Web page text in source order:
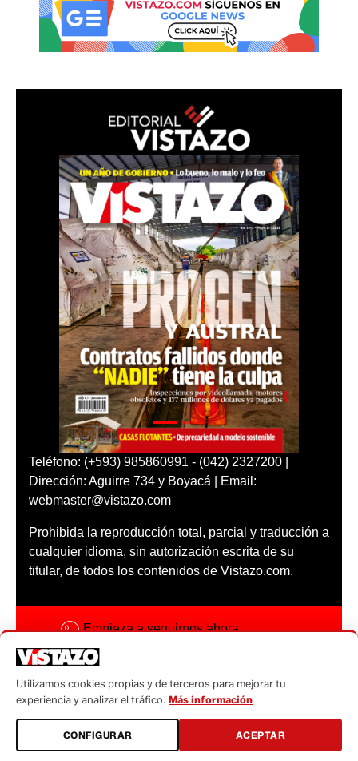
Teléfono: (+593) 985860991 - (042) 2327200 |
Dirección: Aguirre 734 y Boyacá | Email:
webmaster@vistazo.com
Prohibida la reproducción total, parcial y traducción a
cualquier idioma, sin autorización escrita de su
titular, de todos los contenidos de Vistazo.com.
Empieza a seguirnos ahora
Código ética
Sugerencias a:
sugerencias@vistazo.com
Utilizamos cookies propias y de terceros para mejorar tu
experiencia y analizar el tráfico. Más información
CONFIGURAR ACEPTAR